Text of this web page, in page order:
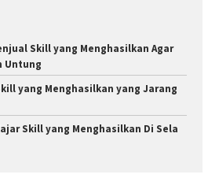
Skill yang Menghasilkan Agar
Untung
yang Menghasilkan yang Jarang
Skill yang Menghasilkan Di Sela